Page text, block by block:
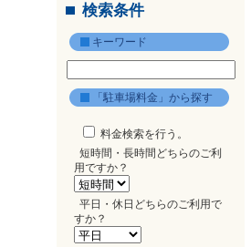
検索条件
キーワード
「駐車場料金」から探す
料金検索を行う。
短時間・長時間どちらのご利
用ですか？
平日・休日どちらのご利用で
すか？